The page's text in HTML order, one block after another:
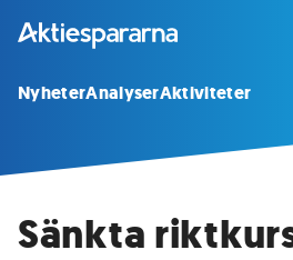
NyheterAnalyserAktiviteter
Sänkta